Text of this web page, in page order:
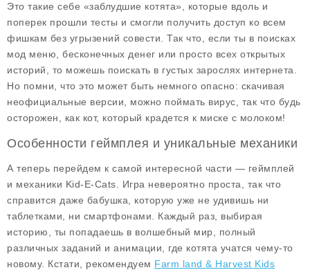
Это такие себе «заблудшие котята», которые вдоль и
поперек прошли тесты и смогли получить доступ ко всем
фишкам без угрызений совести. Так что, если ты в поисках
мод меню, бесконечных денег или просто всех открытых
историй, то можешь поискать в густых зарослях интернета.
Но помни, что это может быть немного опасно: скачивая
неофициальные версии, можно поймать вирус, так что будь
осторожен, как кот, который крадется к миске с молоком!
Особенности геймплея и уникальные механики
А теперь перейдем к самой интересной части — геймплей
и механики Kid-E-Cats. Игра невероятно проста, так что
справится даже бабушка, которую уже не удивишь ни
таблетками, ни смартфонами. Каждый раз, выбирая
историю, ты попадаешь в волшебный мир, полный
различных заданий и анимации, где котята учатся чему-то
новому. Кстати, рекомендуем Farm land & Harvest Kids